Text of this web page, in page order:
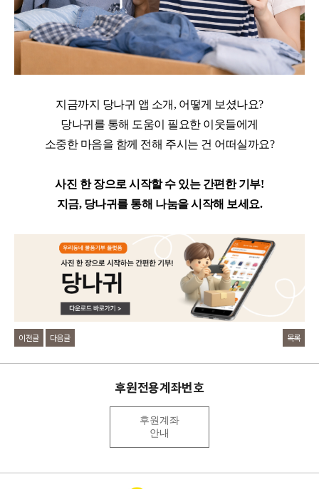
지금까지 당나귀 앱 소개, 어떻게 보셨나요?
당나귀를 통해 도움이 필요한 이웃들에게
소중한 마음을 함께 전해 주시는 건 어떠실까요?
사진 한 장으로 시작할 수 있는 간편한 기부!
지금, 당나귀를 통해 나눔을 시작해 보세요.
이전글 다음글 목록
후원전용계좌번호
후원계좌
안내